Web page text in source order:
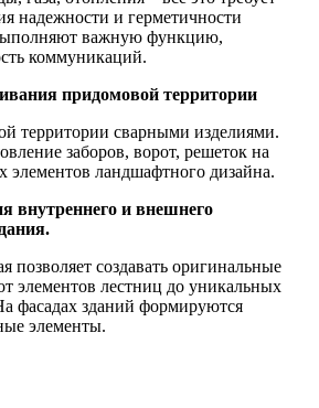
надежности и герметичности
важную функцию,
коммуникаций.
придомовой территории
территории сварными изделиями.
заборов, ворот, решеток на
элементов ландшафтного дизайна.
внутреннего и внешнего
позволяет создавать оригинальные
элементов лестниц до уникальных
фасадах зданий формируются
элементы.